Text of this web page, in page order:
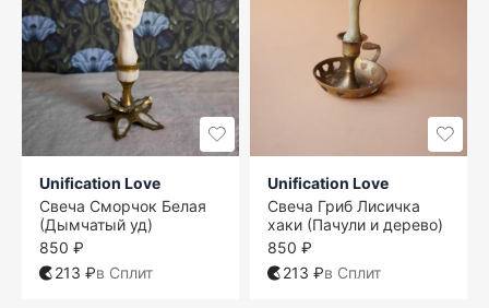
Unification Love
Свеча Сморчок Белая
(Дымчатый уд)
850 ₽
213 ₽в Сплит
Unification Love
Свеча Гриб Лисичка
хаки (Пачули и дерево)
850 ₽
213 ₽в Сплит